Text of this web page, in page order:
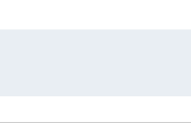
жить спокойно или она